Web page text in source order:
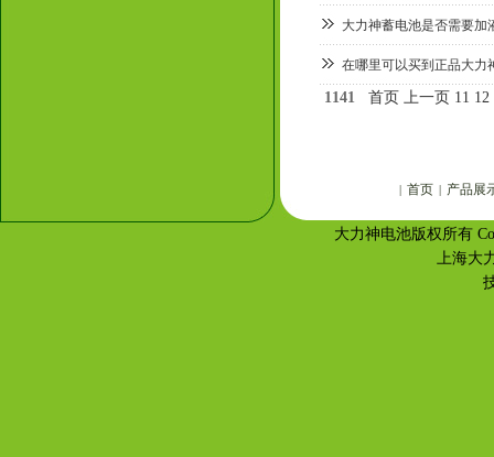
大力神蓄电池是否需要加
在哪里可以买到正品大力
1141 首页 上一页 11 12
| 首页 | 产品展
大力神电池版权所有
上海大